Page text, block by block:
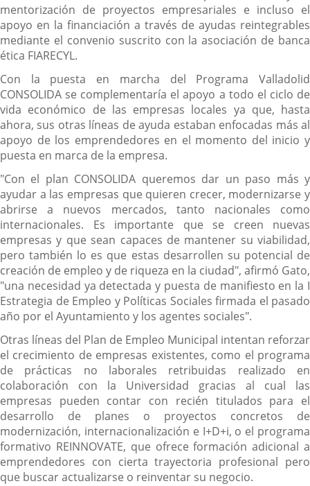
mentorización de proyectos empresariales e incluso el
apoyo en la financiación a través de ayudas reintegrables
mediante el convenio suscrito con la asociación de banca
ética FIARECYL.
Con la puesta en marcha del Programa Valladolid
CONSOLIDA se complementaría el apoyo a todo el ciclo de
vida económico de las empresas locales ya que, hasta
ahora, sus otras líneas de ayuda estaban enfocadas más al
apoyo de los emprendedores en el momento del inicio y
puesta en marca de la empresa.
"Con el plan CONSOLIDA queremos dar un paso más y
ayudar a las empresas que quieren crecer, modernizarse y
abrirse a nuevos mercados, tanto nacionales como
internacionales. Es importante que se creen nuevas
empresas y que sean capaces de mantener su viabilidad,
pero también lo es que estas desarrollen su potencial de
creación de empleo y de riqueza en la ciudad", afirmó Gato,
"una necesidad ya detectada y puesta de manifiesto en la I
Estrategia de Empleo y Políticas Sociales firmada el pasado
año por el Ayuntamiento y los agentes sociales".
Otras líneas del Plan de Empleo Municipal intentan reforzar
el crecimiento de empresas existentes, como el programa
de prácticas no laborales retribuidas realizado en
colaboración con la Universidad gracias al cual las
empresas pueden contar con recién titulados para el
desarrollo de planes o proyectos concretos de
modernización, internacionalización e I+D+i, o el programa
formativo REINNOVATE, que ofrece formación adicional a
emprendedores con cierta trayectoria profesional pero
que buscar actualizarse o reinventar su negocio.